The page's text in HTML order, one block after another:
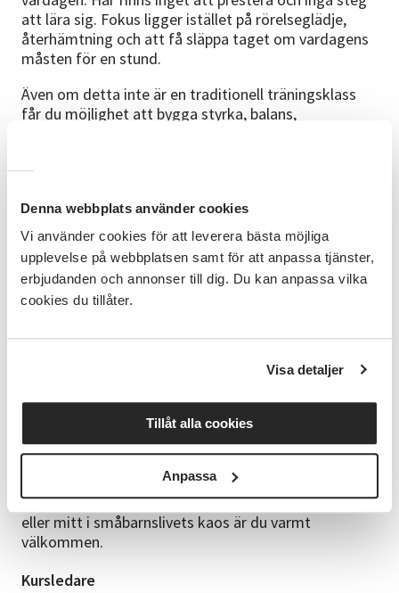
Denna webbplats använder cookies
Vi använder cookies för att leverera bästa möjliga
upplevelse på webbplatsen samt för att anpassa tjänster,
erbjudanden och annonser till dig. Du kan anpassa vilka
cookies du tillåter.
Visa detaljer
Tillåt alla cookies
Anpassa
att lära sig. Fokus ligger istället på rörelseglädje,
återhämtning och att få släppa taget om vardagens
måsten för en stund.
Även om detta inte är en traditionell träningsklass
får du möjlighet att bygga styrka, balans,
småbarnsförälder. Allt sker i ett mjukt och tillåtande
ni är.
Flow med Bebis handlar lika mycket om gemenskap
som rörelse. Här får du träffa andra föräldralediga,
dela erfarenheter och skapa nya kontakter samtidigt
som du ger dig själv en stund av återhämtning, musik
0–12 månader. Bebis kan vara i sjal eller sele, men det
går också bra att hålla bebis eller låta hen ligga på en
filt en stund när det passar.
Du behöver ingen tidigare erfarenhet av dans eller
yoga. Oavsett om du känner dig stark, trött, pigg
eller mitt i småbarnslivets kaos är du varmt
välkommen.
Kursledare